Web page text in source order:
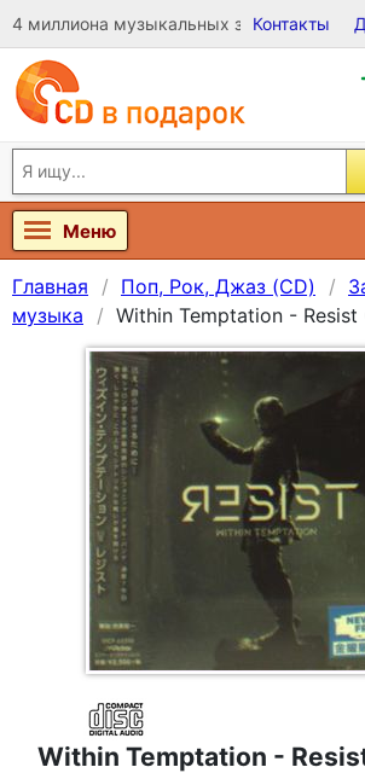
4 миллиона музыкальных записей на
Контакты
Меню
Главная Поп, Рок, Джаз (CD)
музыка
Within Temptation -
Within Temptation -